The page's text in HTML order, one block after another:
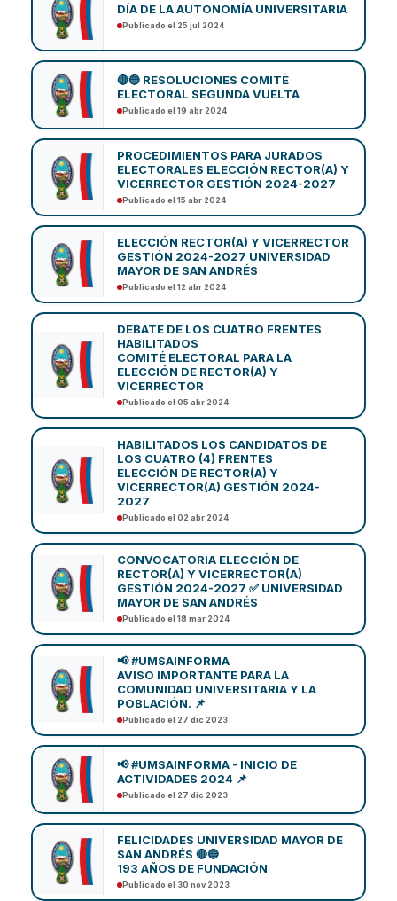
DÍA DE LA AUTONOMÍA UNIVERSITARIA
Publicado el 25 jul 2024
🔴🔵 RESOLUCIONES COMITÉ
ELECTORAL SEGUNDA VUELTA
Publicado el 19 abr 2024
PROCEDIMIENTOS PARA JURADOS
ELECTORALES ELECCIÓN RECTOR(A) Y
VICERRECTOR GESTIÓN 2024-2027
Publicado el 15 abr 2024
ELECCIÓN RECTOR(A) Y VICERRECTOR
GESTIÓN 2024-2027 UNIVERSIDAD
MAYOR DE SAN ANDRÉS
Publicado el 12 abr 2024
DEBATE DE LOS CUATRO FRENTES
HABILITADOS
COMITÉ ELECTORAL PARA LA
ELECCIÓN DE RECTOR(A) Y
VICERRECTOR
Publicado el 05 abr 2024
HABILITADOS LOS CANDIDATOS DE
LOS CUATRO (4) FRENTES
ELECCIÓN DE RECTOR(A) Y
VICERRECTOR(A) GESTIÓN 2024-
2027
Publicado el 02 abr 2024
CONVOCATORIA ELECCIÓN DE
RECTOR(A) Y VICERRECTOR(A)
GESTIÓN 2024-2027 ✅ UNIVERSIDAD
MAYOR DE SAN ANDRÉS
Publicado el 18 mar 2024
📢 #UMSAINFORMA
AVISO IMPORTANTE PARA LA
COMUNIDAD UNIVERSITARIA Y LA
POBLACIÓN. 📌
Publicado el 27 dic 2023
📢 #UMSAINFORMA - INICIO DE
ACTIVIDADES 2024 📌
Publicado el 27 dic 2023
FELICIDADES UNIVERSIDAD MAYOR DE
SAN ANDRÉS 🔴🔵
193 AÑOS DE FUNDACIÓN
Publicado el 30 nov 2023